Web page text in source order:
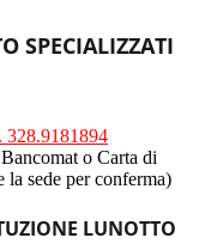
SPECIALIZZATI
328.9181894
o Carta di
la sede per conferma)
LUNOTTO